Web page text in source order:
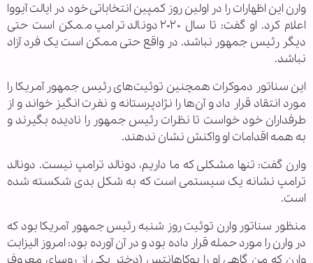
وارن این اظهارات را در اولین روز کمپین انتخاباتی خود در ایالت آیووا
اعلام کرد. او گفت: تا سال ۲۰۲۰ دونالد ترامپ ممکن است حتی
دیگر رئیس جمهور نباشد. در واقع حتی ممکن است یک فرد آزاد
نباشد.
این سناتور دموکرات همچنین توئیت‌های رئیس جمهور آمریکا را
مورد انتقاد قرار داد و آن‌ها را نژادپرستانه و نفرت انگیز خواند و از
طرفداران خود خواست تا نظرات رئیس جمهور را نادیده بگیرند و
به همه اقدامات او واکنش نشان ندهند.
وارن گفت: تنها مشکلی که ما داریم، دونالد ترامپ نیست. دونالد
ترامپ نشانه یک سیستمی است که به شکل بدی شکسته شده
است.
منظور سناتور وارن توئیت روز شنبه رئیس جمهور آمریکا بود که
در وارن را مورد حمله قرار داده بود و در آن آورده بود: امروز الیزابت